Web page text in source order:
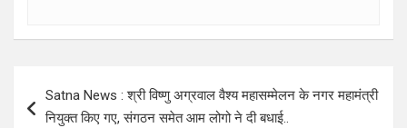
navigation
Satna News : श्री विष्णु अग्रवाल वैश्य महासम्मेलन के नगर महामंत्री
नियुक्त किए गए, संगठन समेत आम लोगो ने दी बधाई..